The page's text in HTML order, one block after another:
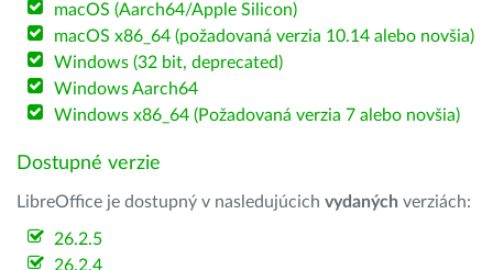
macOS (Aarch64/Apple Silicon)
macOS x86_64 (požadovaná verzia 10.14 alebo novšia)
Windows (32 bit, deprecated)
Windows Aarch64
Windows x86_64 (Požadovaná verzia 7 alebo novšia)
Dostupné verzie
LibreOffice je dostupný v nasledujúcich vydaných verziách:
26.2.5
26.2.4